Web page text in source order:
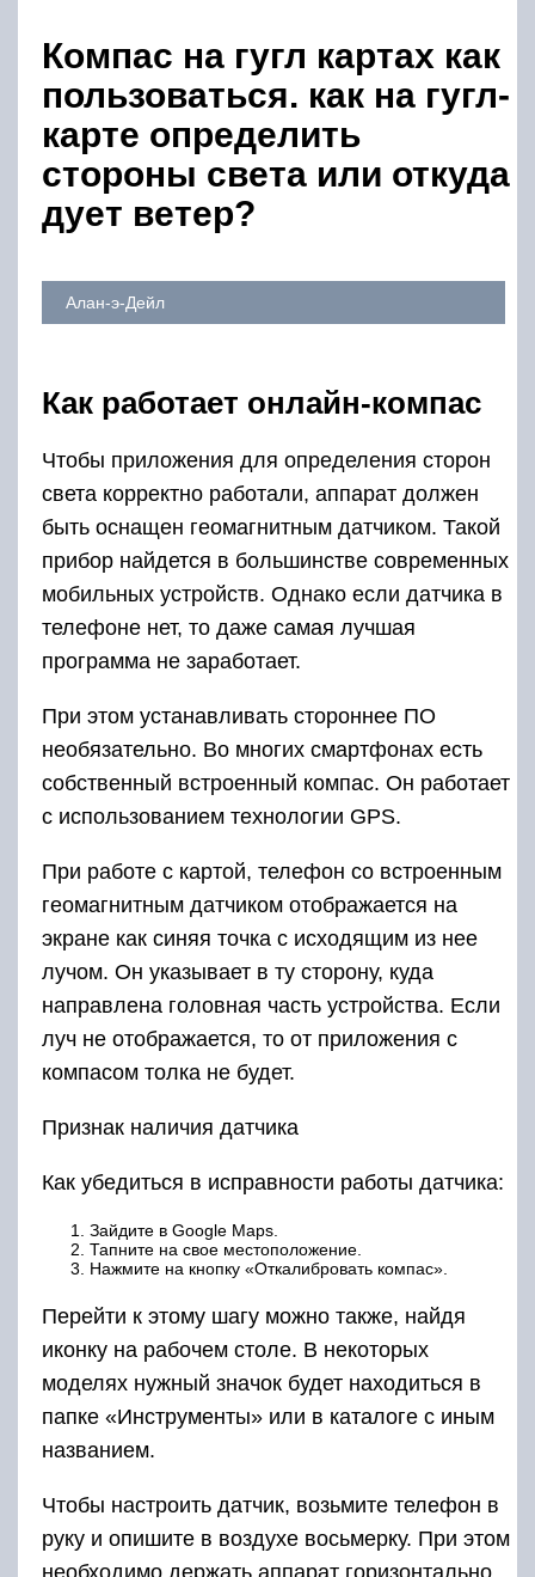
Компас на гугл картах как
пользоваться. как на гугл-
карте определить
стороны света или откуда
дует ветер?
Алан-э-Дейл
Как работает онлайн-компас
Чтобы приложения для определения сторон
света корректно работали, аппарат должен
быть оснащен геомагнитным датчиком. Такой
прибор найдется в большинстве современных
мобильных устройств. Однако если датчика в
телефоне нет, то даже самая лучшая
программа не заработает.
При этом устанавливать стороннее ПО
необязательно. Во многих смартфонах есть
собственный встроенный компас. Он работает
с использованием технологии GPS.
При работе с картой, телефон со встроенным
геомагнитным датчиком отображается на
экране как синяя точка с исходящим из нее
лучом. Он указывает в ту сторону, куда
направлена головная часть устройства. Если
луч не отображается, то от приложения с
компасом толка не будет.
Признак наличия датчика
Как убедиться в исправности работы датчика:
Зайдите в Google Maps.
Тапните на свое местоположение.
Нажмите на кнопку «Откалибровать компас».
Перейти к этому шагу можно также, найдя
иконку на рабочем столе. В некоторых
моделях нужный значок будет находиться в
папке «Инструменты» или в каталоге с иным
названием.
Чтобы настроить датчик, возьмите телефон в
руку и опишите в воздухе восьмерку. При этом
необходимо держать аппарат горизонтально